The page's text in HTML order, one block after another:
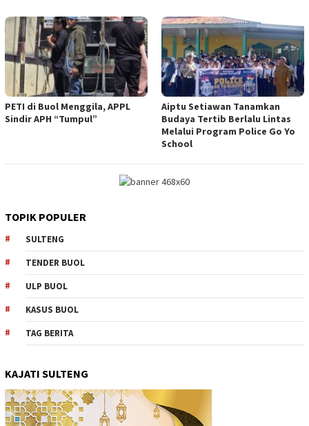
PETI di Buol Menggila, APPL
Sindir APH “Tumpul”
Aiptu Setiawan Tanamkan
Budaya Tertib Berlalu Lintas
Melalui Program Police Go Yo
School
TOPIK POPULER
SULTENG
TENDER BUOL
ULP BUOL
KASUS BUOL
TAG BERITA
KAJATI SULTENG